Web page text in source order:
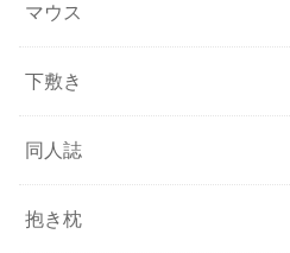
マウス
下敷き
同人誌
抱き枕